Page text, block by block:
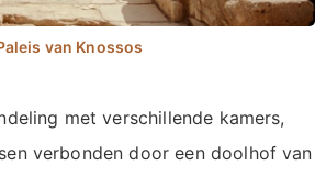
met verschillende kamers,
verbonden door een doolhof van